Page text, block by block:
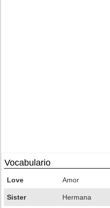
Vocabulario
Love Amor
Sister Hermana